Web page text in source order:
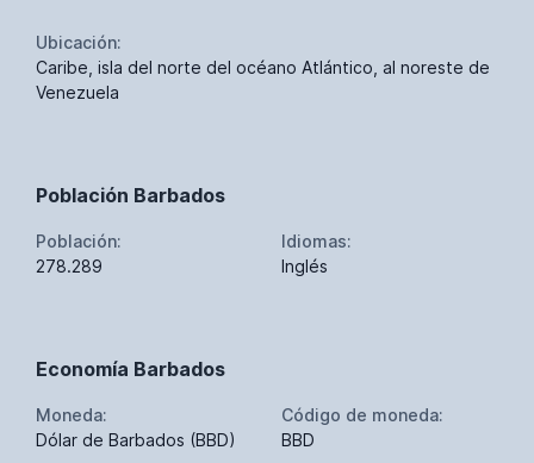
Ubicación:
Caribe, isla del norte del océano Atlántico, al noreste de
Venezuela
Población Barbados
Población:
278.289
Idiomas:
Inglés
Economía Barbados
Moneda:
Dólar de Barbados (BBD)
Código de moneda:
BBD